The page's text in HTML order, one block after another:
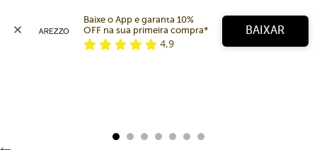
Baixe o App e garanta 10%
OFF na sua primeira compra*
4,9
BAIXAR